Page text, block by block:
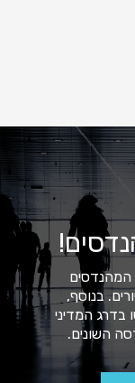
המהנדסים
בנוסף,
בדרג המדיני
השונים.